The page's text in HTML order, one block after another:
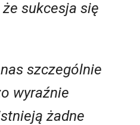
sukcesja się
szczególnie
wyraźnie
żadne